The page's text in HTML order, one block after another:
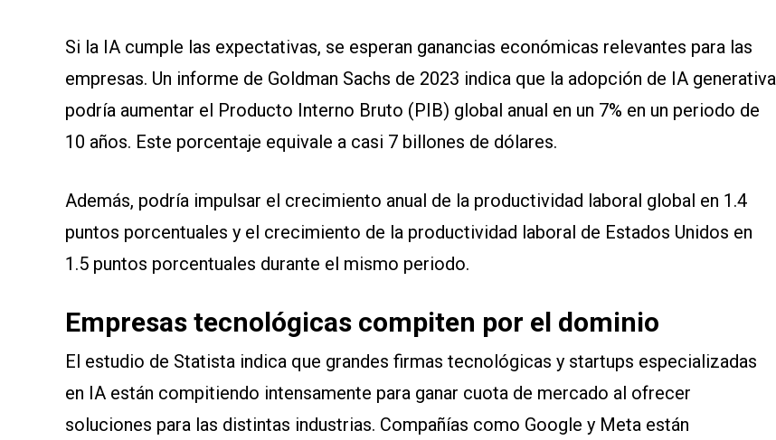
Si la IA cumple las expectativas, se esperan ganancias económicas relevantes para las
empresas. Un informe de Goldman Sachs de 2023 indica que la adopción de IA generativa
podría aumentar el Producto Interno Bruto (PIB) global anual en un 7% en un periodo de
10 años. Este porcentaje equivale a casi 7 billones de dólares.
Además, podría impulsar el crecimiento anual de la productividad laboral global en 1.4
puntos porcentuales y el crecimiento de la productividad laboral de Estados Unidos en
1.5 puntos porcentuales durante el mismo periodo.
Empresas tecnológicas compiten por el dominio
El estudio de Statista indica que grandes firmas tecnológicas y startups especializadas
en IA están compitiendo intensamente para ganar cuota de mercado al ofrecer
soluciones para las distintas industrias. Compañías como Google y Meta están